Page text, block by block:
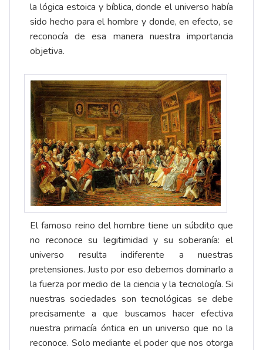
la lógica estoica y bíblica, donde el universo había
sido hecho para el hombre y donde, en efecto, se
reconocía de esa manera nuestra importancia
objetiva.
El famoso reino del hombre tiene un súbdito que
no reconoce su legitimidad y su soberanía: el
universo resulta indiferente a nuestras
pretensiones. Justo por eso debemos dominarlo a
la fuerza por medio de la ciencia y la tecnología. Si
nuestras sociedades son tecnológicas se debe
precisamente a que buscamos hacer efectiva
nuestra primacía óntica en un universo que no la
reconoce. Solo mediante el poder que nos otorga